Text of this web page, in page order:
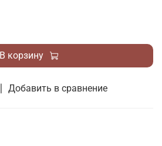
Добавить в сравнение
В корзину